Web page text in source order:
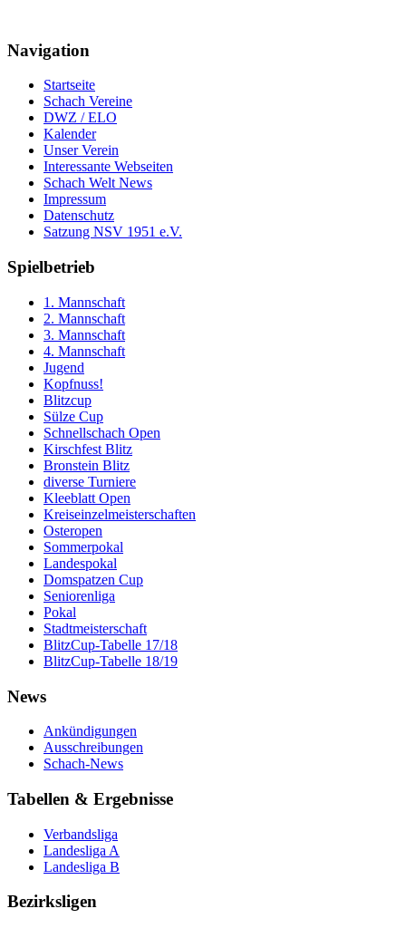
Navigation
Startseite
Schach Vereine
DWZ / ELO
Kalender
Unser Verein
Interessante Webseiten
Schach Welt News
Impressum
Datenschutz
Satzung NSV 1951 e.V.
Spielbetrieb
1. Mannschaft
2. Mannschaft
3. Mannschaft
4. Mannschaft
Jugend
Kopfnuss!
Blitzcup
Sülze Cup
Schnellschach Open
Kirschfest Blitz
Bronstein Blitz
diverse Turniere
Kleeblatt Open
Kreiseinzelmeisterschaften
Osteropen
Sommerpokal
Landespokal
Domspatzen Cup
Seniorenliga
Pokal
Stadtmeisterschaft
BlitzCup-Tabelle 17/18
BlitzCup-Tabelle 18/19
News
Ankündigungen
Ausschreibungen
Schach-News
Tabellen & Ergebnisse
Verbandsliga
Landesliga A
Landesliga B
Bezirksligen